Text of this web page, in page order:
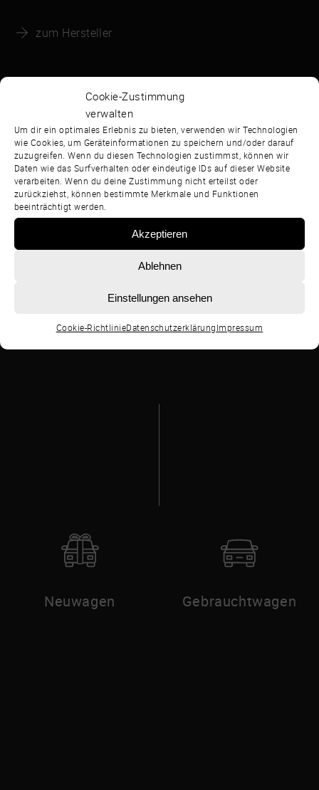
Cookie-Zustimmung
verwalten
Um dir ein optimales Erlebnis zu bieten, verwenden wir Technologien
wie Cookies, um Geräteinformationen zu speichern und/oder darauf
zuzugreifen. Wenn du diesen Technologien zustimmst, können wir
Daten wie das Surfverhalten oder eindeutige IDs auf dieser Website
verarbeiten. Wenn du deine Zustimmung nicht erteilst oder
zurückziehst, können bestimmte Merkmale und Funktionen
beeinträchtigt werden.
Akzeptieren
Ablehnen
Einstellungen ansehen
Cookie-RichtlinieDatenschutzerklärungImpressum
zum Hersteller
Neuwagen Gebrauchtwagen